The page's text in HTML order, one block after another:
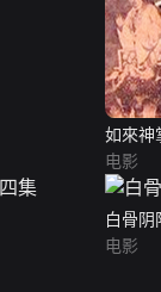
如來神
电影
白骨阴
电影